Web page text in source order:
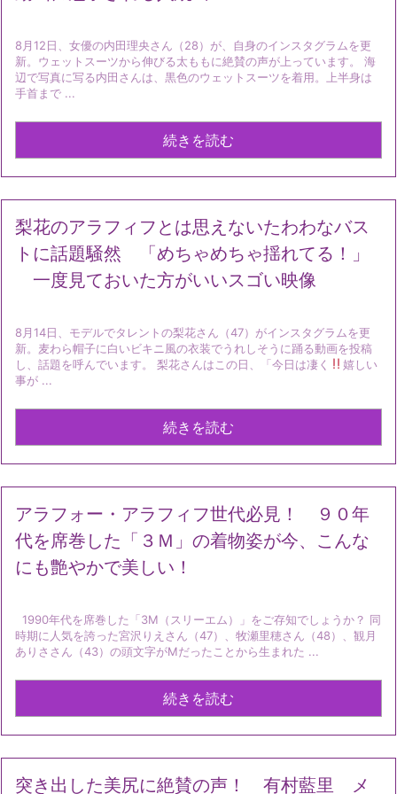
8月12日、女優の内田理央さん（28）が、自身のインスタグラムを更
新。ウェットスーツから伸びる太ももに絶賛の声が上っています。 海
辺で写真に写る内田さんは、黒色のウェットスーツを着用。上半身は
手首まで ...
続きを読む
梨花のアラフィフとは思えないたわわなバス
トに話題騒然 「めちゃめちゃ揺れてる！」
一度見ておいた方がいいスゴい映像
8月14日、モデルでタレントの梨花さん（47）がインスタグラムを更
新。麦わら帽子に白いビキニ風の衣装でうれしそうに踊る動画を投稿
し、話題を呼んでいます。 梨花さんはこの日、「今日は凄く
嬉しい
事が ...
続きを読む
アラフォー・アラフィフ世代必見！ ９０年
代を席巻した「３Ｍ」の着物姿が今、こんな
にも艶やかで美しい！
1990年代を席巻した「3M（スリーエム）」をご存知でしょうか？ 同
時期に人気を誇った宮沢りえさん（47）、牧瀬里穂さん（48）、観月
ありささん（43）の頭文字がMだったことから生まれた ...
続きを読む
突き出した美尻に絶賛の声！ 有村藍里 メ